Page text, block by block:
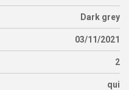
Dark grey
03/11/2021
2
qui